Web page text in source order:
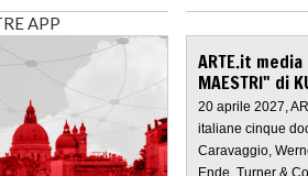
APP
ARTE.it
MAESTRI" di
20 aprile 2027,
italiane cinque
Caravaggio,
Ende, Turner &